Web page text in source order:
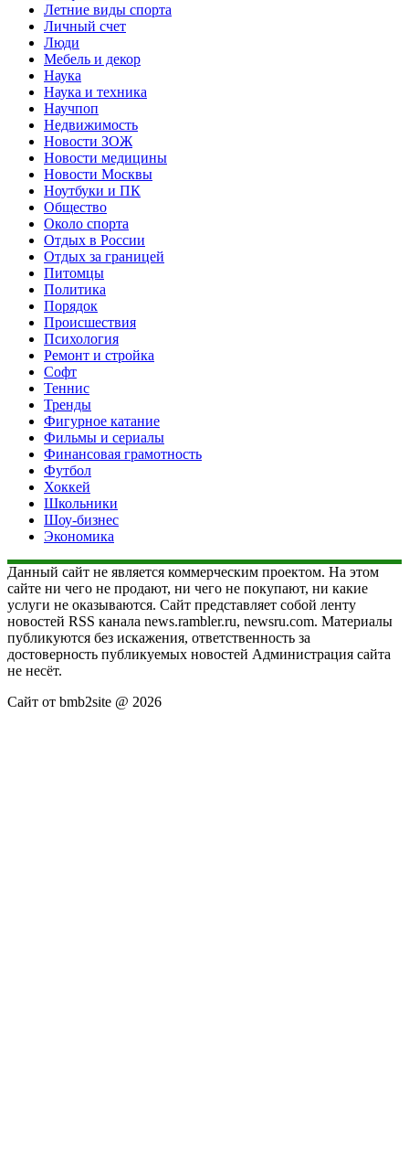
Летние виды спорта
Личный счет
Люди
Мебель и декор
Наука
Наука и техника
Научпоп
Недвижимость
Новости ЗОЖ
Новости медицины
Новости Москвы
Ноутбуки и ПК
Общество
Около спорта
Отдых в России
Отдых за границей
Питомцы
Политика
Порядок
Происшествия
Психология
Ремонт и стройка
Софт
Теннис
Тренды
Фигурное катание
Фильмы и сериалы
Финансовая грамотность
Футбол
Хоккей
Школьники
Шоу-бизнес
Экономика
Данный сайт не является коммерческим проектом. На этом
сайте ни чего не продают, ни чего не покупают, ни какие
услуги не оказываются. Сайт представляет собой ленту
новостей RSS канала news.rambler.ru, newsru.com. Материалы
публикуются без искажения, ответственность за
достоверность публикуемых новостей Администрация сайта
не несёт.
Сайт от bmb2site @ 2026